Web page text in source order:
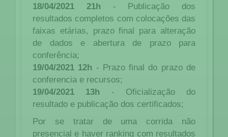
18/04/2021 21h - Publicação dos
resultados completos com colocações das
faixas etárias, prazo final para alteração
de dados e abertura de prazo para
conferência;
19/04/2021 12h - Prazo final do prazo de
conferencia e recursos;
19/04/2021 13h - Oficialização do
resultado e publicação dos certificados;
Por se tratar de uma corrida não
presencial e haver ranking com resultados